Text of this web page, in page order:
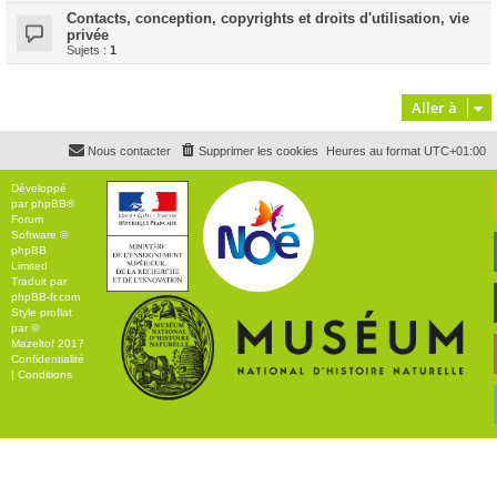
Contacts, conception, copyrights et droits d'utilisation, vie
privée
Sujets : 1
Aller à
Heures au format UTC+01:00
Supprimer les cookies
Nous contacter
Développé
parphpBB®
Forum
Software ©
phpBB
Limited
Traduit par
phpBB-fr.com
Style proflat
par ©
Mazeltof 2017
Confidentialité
| Conditions